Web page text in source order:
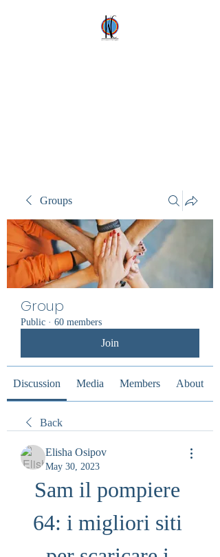
Groups
Group
Public · 60 members
Join
Discussion Media Members About
Back
Elisha Osipov
May 30, 2023
Sam il pompiere
64: i migliori siti